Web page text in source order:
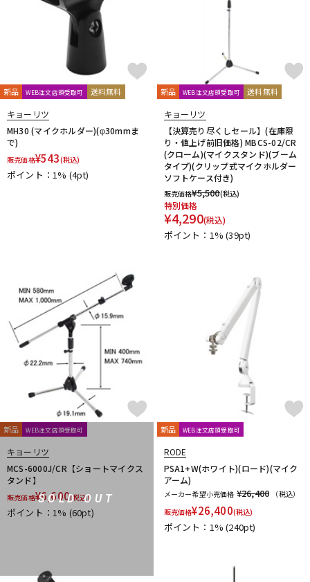
新品 WEB注文店頭受取可 送料無料
キョーリツ
MH30 (マイクホルダー)(φ30mmま
で)
販売価格¥543(税込)
ポイント：1% (4pt)
新品 WEB注文店頭受取可 送料無料
キョーリツ
【決算売り尽くしセール】(在庫限
り・値上げ前旧価格) MBCS-02/CR
(クローム)(マイクスタンド)(ブーム
タイプ)(クリップ式マイクホルダー
ソフトケース付き)
販売価格¥5,500(税込)
特別価格
¥4,290(税込)
ポイント：1%(39pt)
SOLD OUT
新品 WEB注文店頭受取可
キョーリツ
MCS-6000J/CR【ショートマイクス
タンド】
販売価格¥6,600(税込)
ポイント：1% (60pt)
新品 WEB注文店頭受取可
RODE
PSA1+W(ホワイト)(ロード)(マイク
アーム)
メーカー希望小売価格 ¥26,400
（税込）
販売価格¥26,400(税込)
ポイント：1%(240pt)